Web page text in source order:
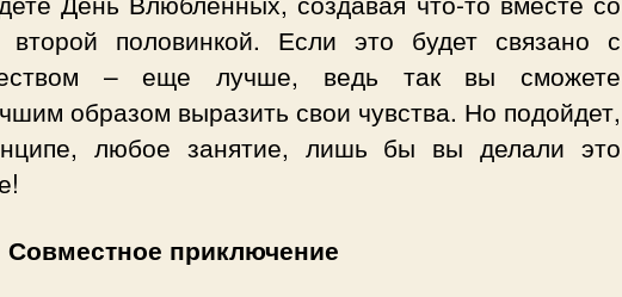
второй половинкой. Если это будет связано с
– еще лучше, ведь так вы сможете
образом выразить свои чувства. Но подойдет,
любое занятие, лишь бы вы делали это
приключение